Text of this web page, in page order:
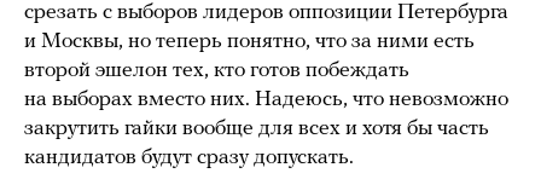
срезать с выборов лидеров оппозиции Петербурга
и Москвы, но теперь понятно, что за ними есть
второй эшелон тех, кто готов побеждать
на выборах вместо них. Надеюсь, что невозможно
закрутить гайки вообще для всех и хотя бы часть
кандидатов будут сразу допускать.